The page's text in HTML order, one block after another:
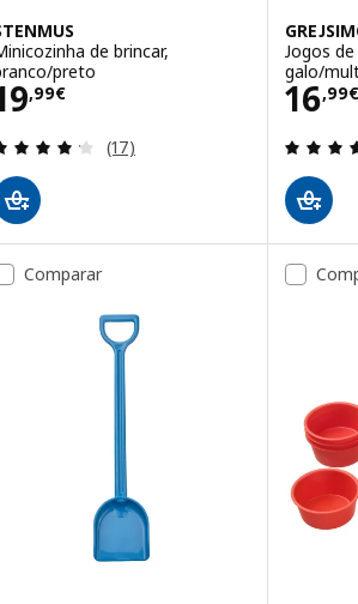
de brincar,
preto
,99€ 19,99€
Avaliação: 4.2 fora de 5
(17)
Jogos
galo/
16,99€
Comparar